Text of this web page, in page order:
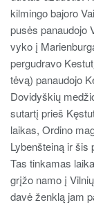
kilmingo bajoro
pusės panaudojo
vyko į
pergudravo
tėvą) panaudojo
Dovidyškių
sutartį prieš
laikas, Ordino
Lybenšteiną ir šis
Tas tinkamas
grįžo namo į
davė ženklą jam